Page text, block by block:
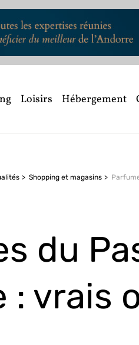
Loisirs Hébergement
Shopping et magasins
du
: vrais